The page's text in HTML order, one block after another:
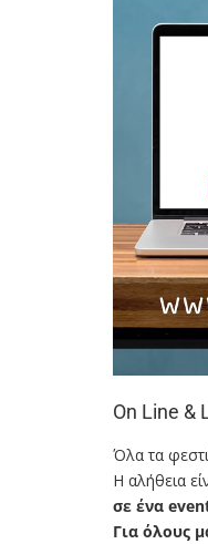
On Line &
Όλα τα
Η αλήθεια
σε ένα
Για όλους